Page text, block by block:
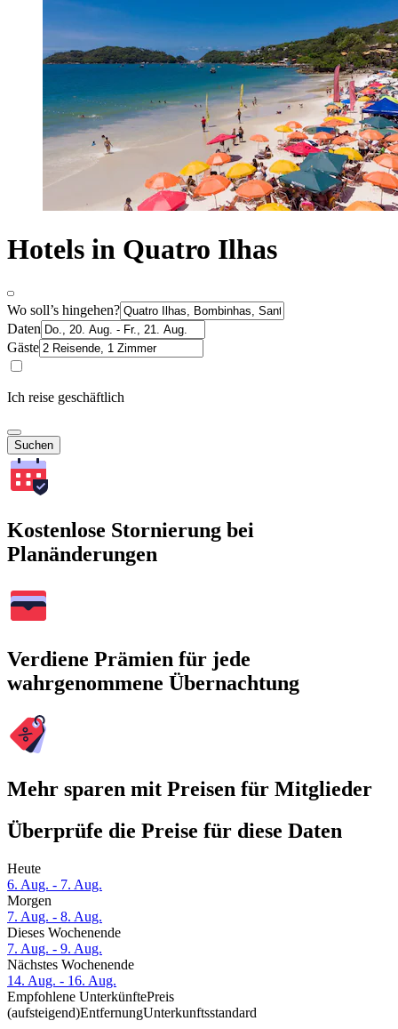
Hotels in Quatro Ilhas
Wo soll’s hingehen?
Daten
Gäste
Ich reise geschäftlich
Suchen
Kostenlose Stornierung bei
Planänderungen
Verdiene Prämien für jede
wahrgenommene Übernachtung
Mehr sparen mit Preisen für Mitglieder
Überprüfe die Preise für diese Daten
Heute
6. Aug. - 7. Aug.
Morgen
7. Aug. - 8. Aug.
Dieses Wochenende
7. Aug. - 9. Aug.
Nächstes Wochenende
14. Aug. - 16. Aug.
Empfohlene UnterkünftePreis
(aufsteigend)EntfernungUnterkunftsstandard